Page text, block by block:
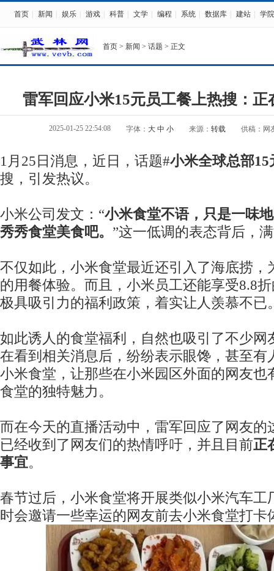
首页 新闻 娱乐 游戏 科普 文学 编程 系统 数据库 建站 学院
首页 > 新闻 > 话题 > 正文
雷军回应小米15元员工餐上热搜：正
2025-01-25 22:54:08 字体： 大 中 小 来源： 转载 供稿：网
1月25日消息，近日，话题#小米全球总部15
搜，引发热议。
小米公司发文：“小米食堂不语，只是一味
秀秀食堂美食吧。 ”这一低调的表态背后，
不仅如此，小米食堂最近还引入了海底捞，
的用餐体验。而且，小米员工还能享受8.8
极具吸引力的福利政策，着实让人羡慕不已
如此诱人的食堂福利，自然也吸引了不少网
在看到相关消息后，纷纷表示眼馋，甚至有
小米食堂，让那些在小米园区外面的网友也
食堂的独特魅力。
而在今天的直播活动中，雷军回应了网友的
已经收到了网友们的热情呼吁，并且目前正
事宜。
春节过后，小米食堂将开展类似小米汽车工
时会邀请一些幸运的网友前去小米食堂打卡